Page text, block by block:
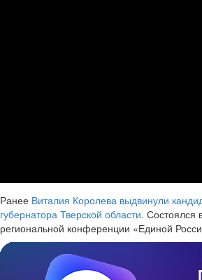
Ранее Виталия Королева выдвинули
губернатора Тверской области. Состоялся
региональной конференции «Единой